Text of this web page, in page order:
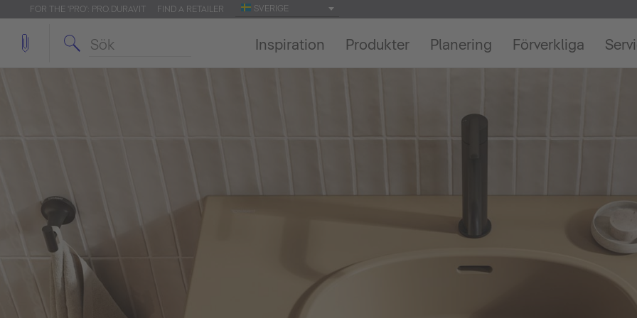
FOR THE 'PRO': PRO.DURAVIT FIND A RETAILER SVERIGE
Inspiration Produkter Planering Förverkliga